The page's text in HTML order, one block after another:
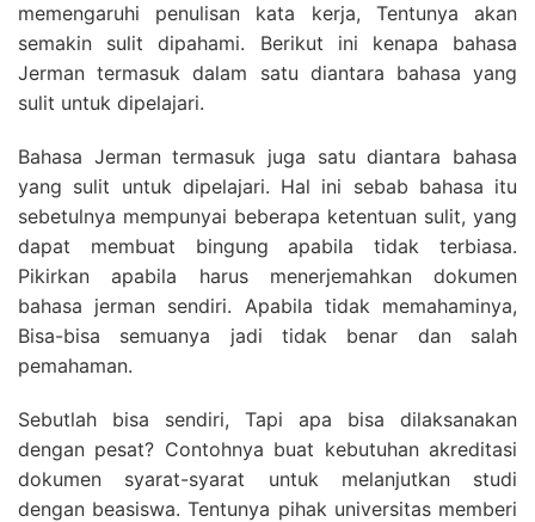
memengaruhi penulisan kata kerja, Tentunya akan
semakin sulit dipahami. Berikut ini kenapa bahasa
Jerman termasuk dalam satu diantara bahasa yang
sulit untuk dipelajari.
Bahasa Jerman termasuk juga satu diantara bahasa
yang sulit untuk dipelajari. Hal ini sebab bahasa itu
sebetulnya mempunyai beberapa ketentuan sulit, yang
dapat membuat bingung apabila tidak terbiasa.
Pikirkan apabila harus menerjemahkan dokumen
bahasa jerman sendiri. Apabila tidak memahaminya,
Bisa-bisa semuanya jadi tidak benar dan salah
pemahaman.
Sebutlah bisa sendiri, Tapi apa bisa dilaksanakan
dengan pesat? Contohnya buat kebutuhan akreditasi
dokumen syarat-syarat untuk melanjutkan studi
dengan beasiswa. Tentunya pihak universitas memberi